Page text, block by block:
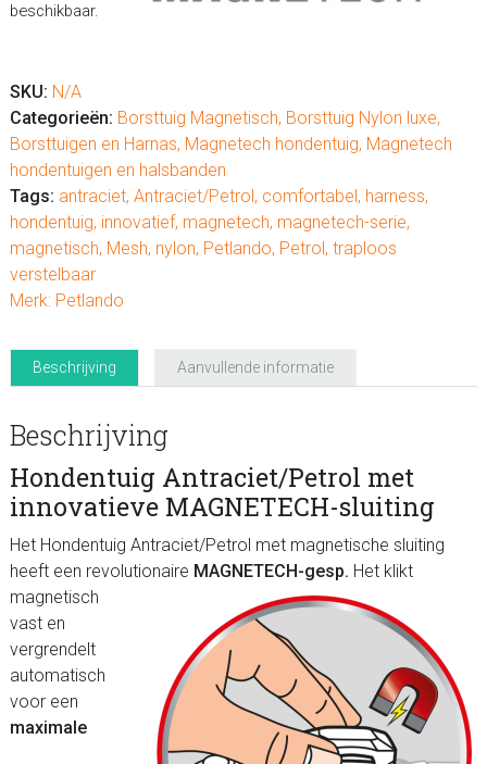
beschikbaar.
SKU: N/A
Categorieën: Borsttuig Magnetisch, Borsttuig Nylon luxe,
Borsttuigen en Harnas, Magnetech hondentuig, Magnetech
hondentuigen en halsbanden
Tags: antraciet, Antraciet/Petrol, comfortabel, harness,
hondentuig, innovatief, magnetech, magnetech-serie,
magnetisch, Mesh, nylon, Petlando, Petrol, traploos
verstelbaar
Merk: Petlando
Beschrijving Aanvullende informatie
Beschrijving
Hondentuig Antraciet/Petrol met
innovatieve MAGNETECH-sluiting
Het Hondentuig Antraciet/Petrol met magnetische sluiting
heeft een revolutionaire MAGNETECH-gesp. Het klikt
magnetisch
vast en
vergrendelt
automatisch
voor een
maximale